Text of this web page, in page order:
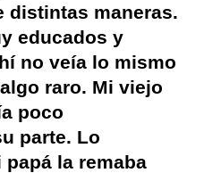
distintas maneras.
educados y
no veía lo mismo
raro. Mi viejo
poco
parte. Lo
la remaba